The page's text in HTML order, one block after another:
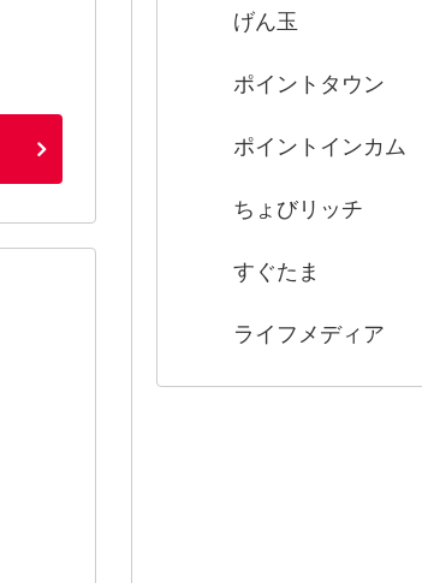
げん玉
ポイントタウン
ポイントインカム
ちょびリッチ
すぐたま
ライフメディア